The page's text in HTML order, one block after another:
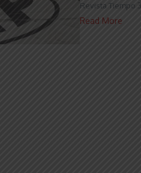
Revista Tiempo
Read More